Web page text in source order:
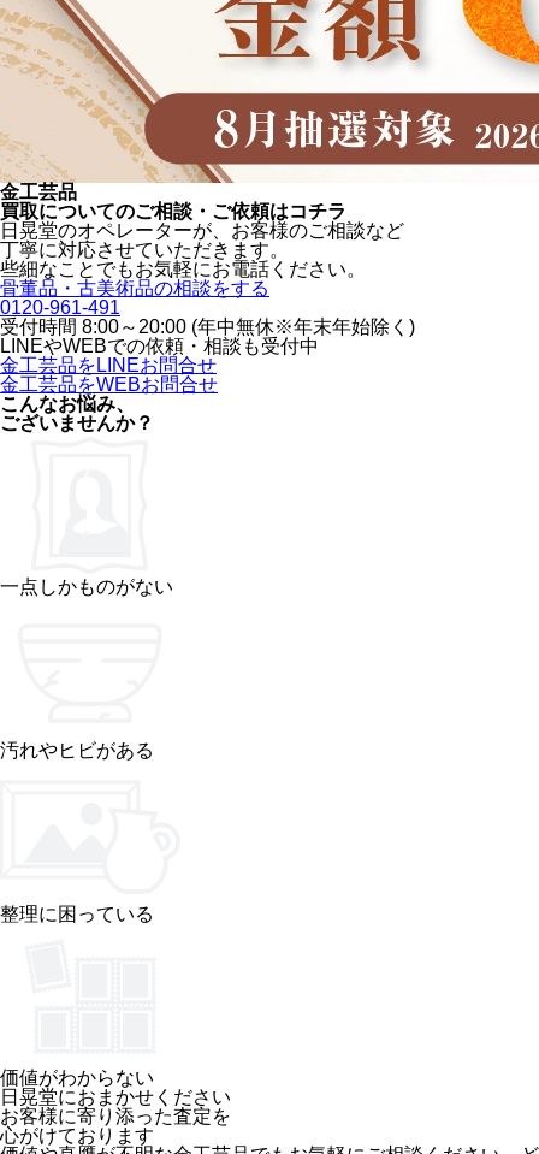
金工芸品
買取についてのご相談・ご依頼はコチラ
日晃堂のオペレーターが、お客様のご相談など
丁寧に対応させていただきます。
些細なことでもお気軽にお電話ください。
骨董品・古美術品の相談をする
0120-961-491
受付時間 8:00～20:00 (年中無休※年末年始除く)
LINEやWEBでの依頼・相談も受付中
金工芸品をLINEお問合せ
金工芸品をWEBお問合せ
こんなお悩み、
ございませんか？
一点しかものがない
汚れやヒビがある
整理に困っている
価値がわからない
日晃堂におまかせください
お客様に寄り添った査定を
心がけております